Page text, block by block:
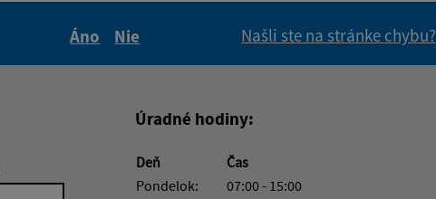
Áno
Nie
Našli ste na stránke chybu?
Úradné hodiny:
Deň
Čas
Pondelok:
07:00 - 15:00